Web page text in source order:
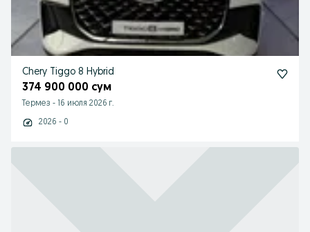
Chery Tiggo 8 Hybrid
374 900 000 сум
Термез - 16 июля 2026 г.
2026 - 0